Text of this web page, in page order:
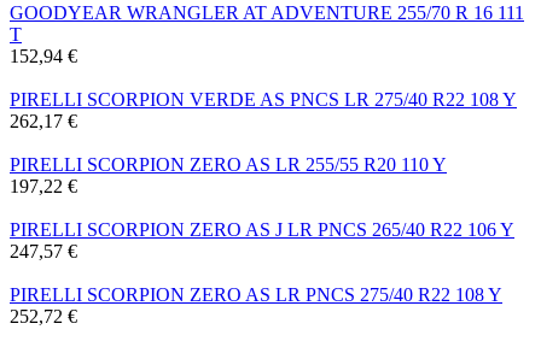
GOODYEAR WRANGLER AT ADVENTURE 255/70 R 16 111
T
152,94 €
PIRELLI SCORPION VERDE AS PNCS LR 275/40 R22 108 Y
262,17 €
PIRELLI SCORPION ZERO AS LR 255/55 R20 110 Y
197,22 €
PIRELLI SCORPION ZERO AS J LR PNCS 265/40 R22 106 Y
247,57 €
PIRELLI SCORPION ZERO AS LR PNCS 275/40 R22 108 Y
252,72 €